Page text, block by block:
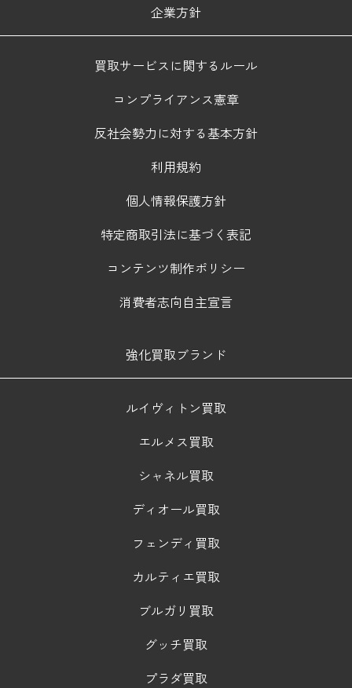
企業方針
買取サービスに関するルール
コンプライアンス憲章
反社会勢力に対する基本方針
利用規約
個人情報保護方針
特定商取引法に基づく表記
コンテンツ制作ポリシー
消費者志向自主宣言
強化買取ブランド
ルイヴィトン買取
エルメス買取
シャネル買取
ディオール買取
フェンディ買取
カルティエ買取
ブルガリ買取
グッチ買取
プラダ買取